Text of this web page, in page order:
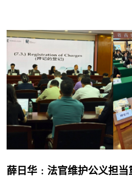
薛日华﹕法官维护公义担当